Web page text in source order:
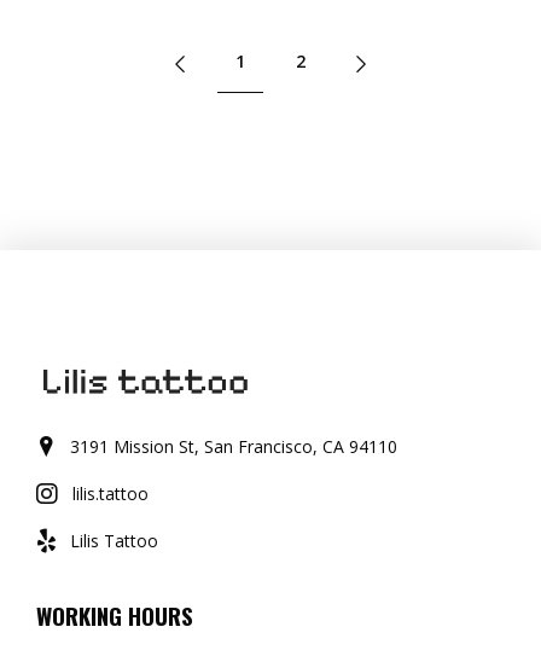
1 2
3191 Mission St, San Francisco, CA 94110
lilis.tattoo
Lilis Tattoo
WORKING HOURS